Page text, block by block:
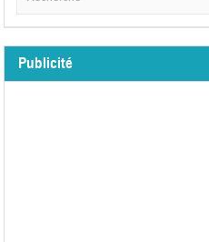
Publicité